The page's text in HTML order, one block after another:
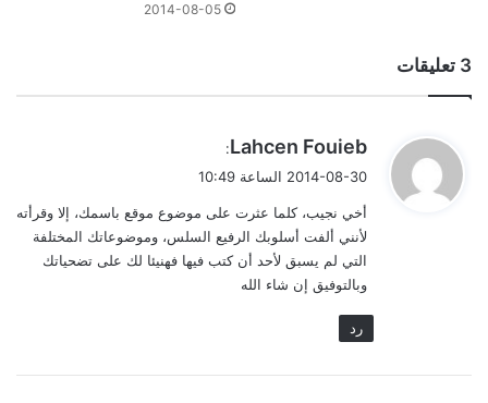
2014-08-05
‫3 تعليقات
ي
ل
Lahcen Fouieb
:
2014-08-30 الساعة 10:49
أخي نجيب، كلما عثرت على موضوع موقع باسمك، إﻻ وقرأته
ﻷنني ألفت أسلوبك الرفيع السلس، وموضوعاتك المختلفة
التي لم يسبق ﻷحد أن كتب فيها فهنيئا لك على تضحياتك
وبالتوفيق إن شاء الله
رد